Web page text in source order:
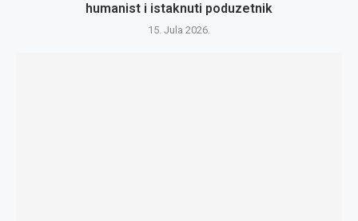
humanist i istaknuti poduzetnik
15. Jula 2026.